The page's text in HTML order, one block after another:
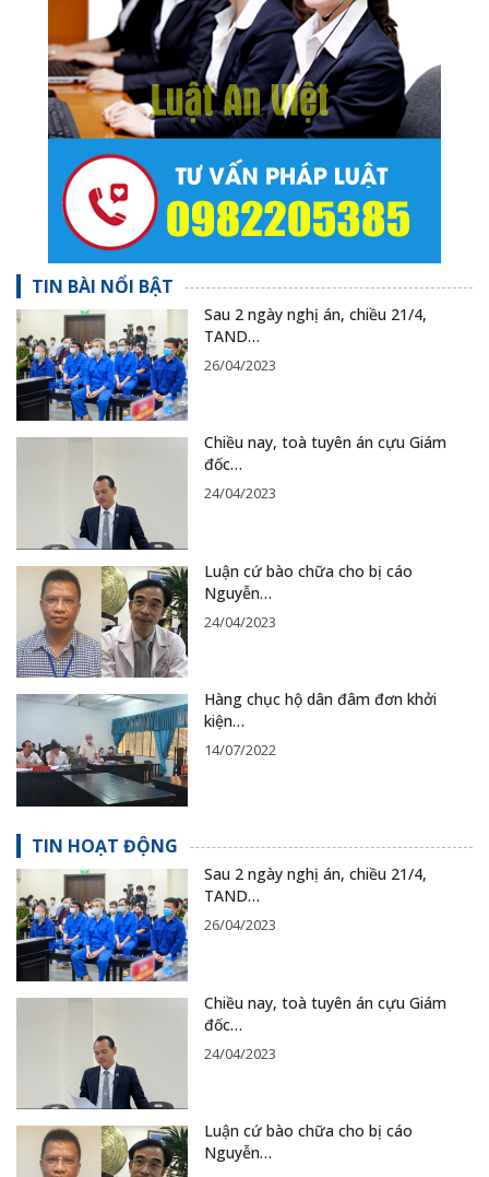
TIN BÀI NỔI BẬT
Sau 2 ngày nghị án, chiều 21/4,
TAND…
26/04/2023
Chiều nay, toà tuyên án cựu Giám
đốc…
24/04/2023
Luận cứ bào chữa cho bị cáo
Nguyễn…
24/04/2023
Hàng chục hộ dân đâm đơn khởi
kiện…
14/07/2022
TIN HOẠT ĐỘNG
Sau 2 ngày nghị án, chiều 21/4,
TAND…
26/04/2023
Chiều nay, toà tuyên án cựu Giám
đốc…
24/04/2023
Luận cứ bào chữa cho bị cáo
Nguyễn…